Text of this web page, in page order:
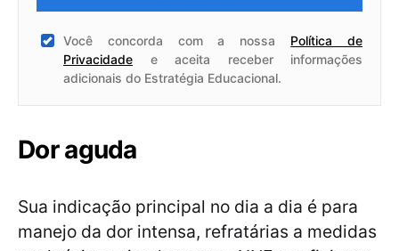
Você concorda com a nossa Política de
Privacidade e aceita receber informações
adicionais do Estratégia Educacional.
Dor aguda
Sua indicação principal no dia a dia é para
manejo da dor intensa, refratárias a medidas